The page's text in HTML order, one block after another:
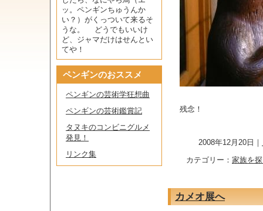
残念！
2008年12月20日｜
カテゴリー： 家族を
カメオ展へ
ッ。ペンギンちゅうんか
い？）がくっついて来るそ
うな。 どうでもいいけ
ど、ジャマだけはせんとい
てや！
ペンギンのおススメ
ペンギンの芸術学狂想曲
ペンギンの芸術鑑賞記
タヌキのコンビニグルメ
発見！
リンク集